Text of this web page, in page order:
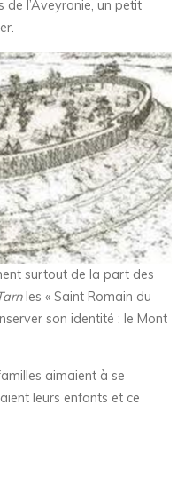
l’Aveyronie, un petit
surtout de la part des
les « Saint Romain du
son identité : le Mont
aimaient à se
leurs enfants et ce